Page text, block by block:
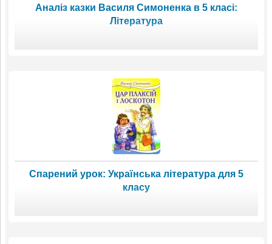
Аналіз казки Василя Симоненка в 5 класі:
Література
Спарений урок: Українська література для 5
класу